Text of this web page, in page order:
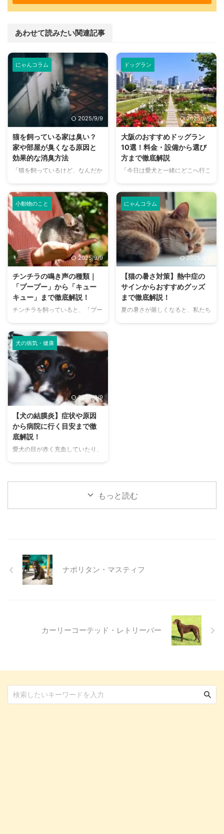
あわせて読みたい関連記事
にゃんコラム
2025/9/9
猫を飼っている家は臭い？
家や部屋が臭くなる原因と
効果的な消臭方法
「猫を飼っているけど、なんだか
悩みはありませんか？猫との暮ら
しは幸せで満ちていますが、独特
のにおいが気になるという飼い主
さんは少なくありません。 特
に、来客時などは「うちのにお
い、大丈夫かな？」と不安に感じ
てしまうこともあるでしょう。
この記事では、猫のにおいの原因
体、部屋など、場所別に具体的な
消臭対策を徹底的に解説します。
さらに、猫と飼い主さん両方にと
って快適な消臭グッズの選び方ま
の情報を網羅的にご紹介します。
今 ...
ドッグラン
2025/9/9
大阪のおすすめドッグラン
10選！料金・設備から選び
方まで徹底解説
「今日は愛犬と一緒にどこへ行こ
か？大阪には、広大な敷地でのび
のびと遊べるドッグランから、都
心でアクセスしやすい便利な施設
まで、魅力的なドッグランがたく
さんあります。 しかし、「初め
てドッグランに行くから不安」
「どの施設が愛犬に合っているか
わからない」という方も多いので
は、大阪府内にある人気のドッグ
ランを厳選し、料金、広さ、利用
条件、設備など、気になる情報を
網羅的に解説します。 さらに、
小動物のこと
2025/9/9
チンチラの鳴き声の種類｜
「プープー」から「キュー
キュー」まで徹底解説！
チンチラを飼っていると、「プー
まざまな鳴き声が聞こえてくるこ
とがありますよね。 チンチラは
犬や猫のように鳴き声で感情を表
現するため、その鳴き声の意味を
理解することは、愛チンチラとの
関係を深める上で非常に大切で
す。 この記事では、チンチラの
代表的な鳴き声の種類とその意味
鳴き声からわかるストレスや病気
のサイン、チンチラが鳴く理由を
理解して良好な関係を築くための
ヒントもご紹介します。 この記
ニ ...
にゃんコラム
2025/9/9
【猫の暑さ対策】熱中症の
サインからおすすめグッズ
まで徹底解説！
夏の暑さが厳しくなると、私たち
る ...
犬の病気・健康
2025/9/9
【犬の結膜炎】症状や原因
から病院に行く目安まで徹
底解説！
愛犬の目が赤く充血していたり、
る目の病気ですが、原因や症状は
さまざまです。 この記事では、
炎かも？」と思ったときに、すぐ
に動物病院に行くべきかどうかの
判断基準や、病院での治療内容に
もっと読む
ナポリタン・マスティフ
カーリーコーテッド・レトリーバー